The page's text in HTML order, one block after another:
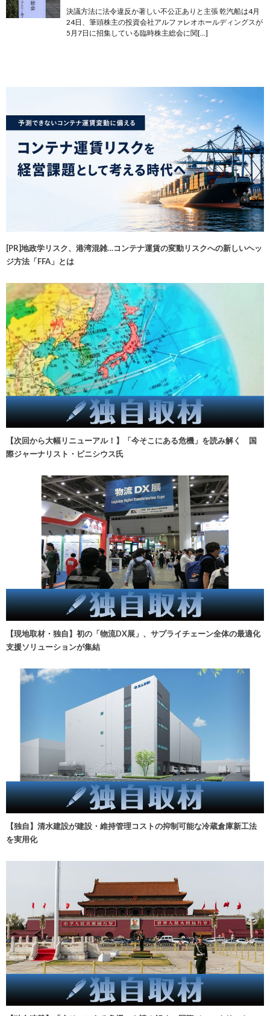
決議方法に法令違反か著しい不公正ありと主張 乾汽船は4月
24日、筆頭株主の投資会社アルファレオホールディングスが
5月7日に招集している臨時株主総会に関[…]
[PR]地政学リスク、港湾混雑…コンテナ運賃の変動リスクへの新しいヘッ
ジ方法「FFA」とは
【次回から大幅リニューアル！】「今そこにある危機」を読み解く 国
際ジャーナリスト・ビニシウス氏
【現地取材・独自】初の「物流DX展」、サプライチェーン全体の最適化
支援ソリューションが集結
【独自】清水建設が建設・維持管理コストの抑制可能な冷蔵倉庫新工法
を実用化